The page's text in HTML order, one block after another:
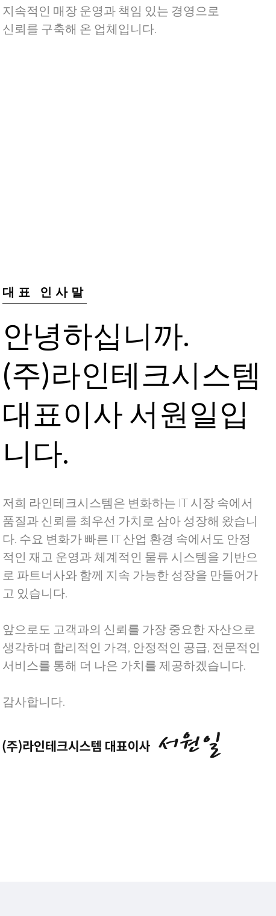
지속적인 매장 운영과 책임 있는 경영으로
신뢰를 구축해 온 업체입니다.
대표 인사말
안녕하십니까.
(주)라인테크시스템
대표이사 서원일입
니다.
저희 라인테크시스템은 변화하는 IT 시장 속에서
품질과 신뢰를 최우선 가치로 삼아 성장해 왔습니
다. 수요 변화가 빠른 IT 산업 환경 속에서도 안정
적인 재고 운영과 체계적인 물류 시스템을 기반으
로 파트너사와 함께 지속 가능한 성장을 만들어가
고 있습니다.
앞으로도 고객과의 신뢰를 가장 중요한 자산으로
생각하며 합리적인 가격, 안정적인 공급, 전문적인
서비스를 통해 더 나은 가치를 제공하겠습니다.
감사합니다.